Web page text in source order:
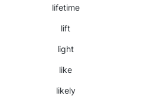
lifetime
lift
light
like
likely